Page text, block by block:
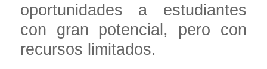
oportunidades a estudiantes
con gran potencial, pero con
recursos limitados.